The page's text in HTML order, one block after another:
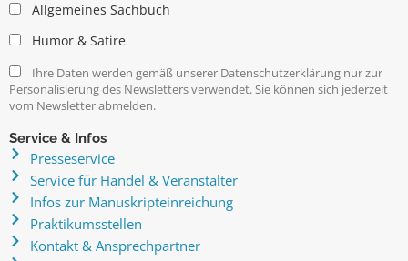
Allgemeines Sachbuch
Humor & Satire
Ihre Daten werden gemäß unserer Datenschutzerklärung nur zur
Personalisierung des Newsletters verwendet. Sie können sich jederzeit
vom Newsletter abmelden.
Service & Infos
Presseservice
Service für Handel & Veranstalter
Infos zur Manuskripteinreichung
Praktikumsstellen
Kontakt & Ansprechpartner